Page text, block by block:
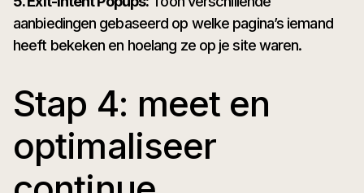
aanbiedingen gebaseerd op welke pagina’s iemand
heeft bekeken en hoelang ze op je site waren.
Stap 4: meet en
optimaliseer